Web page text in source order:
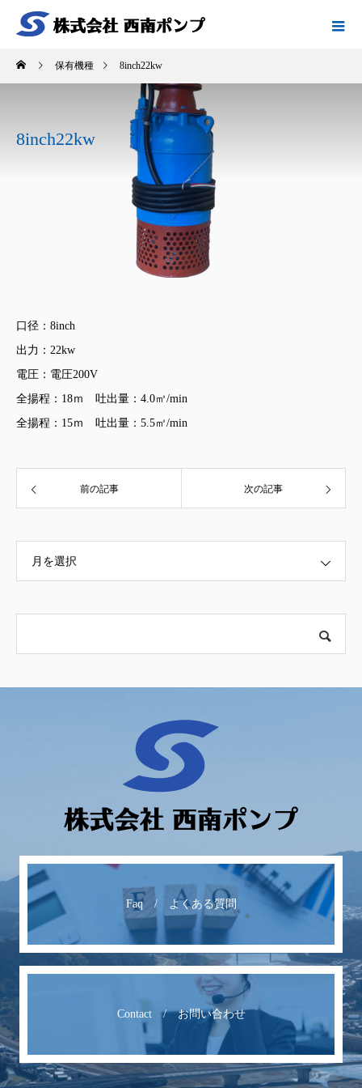
保有機種 8inch22kw
8inch22kw
口径：8inch
出力：22kw
電圧：電圧200V
全揚程：18ｍ 吐出量：4.0㎥/min
全揚程：15ｍ 吐出量：5.5㎥/min
前の記事 次の記事
月を選択
Faq / よくある質問
Contact / お問い合わせ